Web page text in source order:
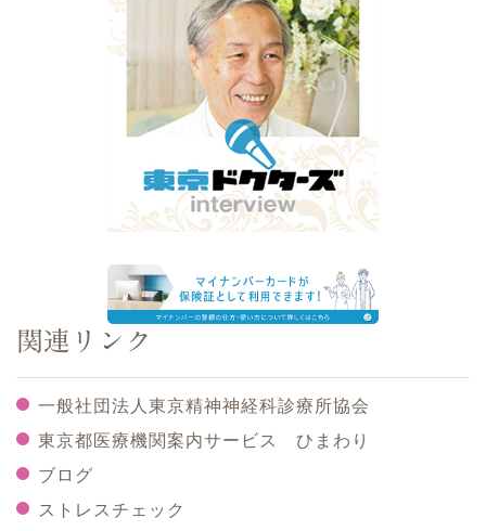
関連リンク
一般社団法人東京精神神経科診療所協会
東京都医療機関案内サービス ひまわり
ブログ
ストレスチェック